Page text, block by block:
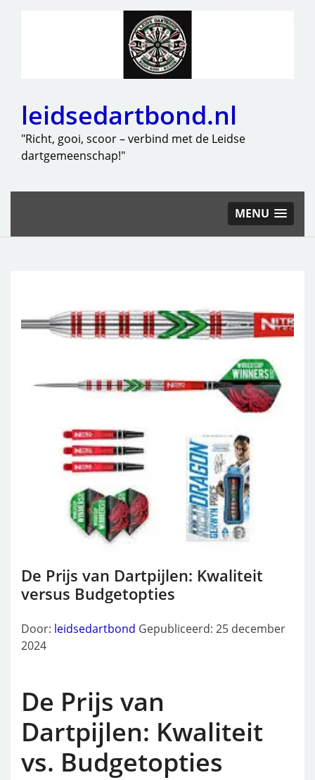
leidsedartbond.nl
"Richt, gooi, scoor – verbind met de Leidse
dartgemeenschap!"
MENU
De Prijs van Dartpijlen: Kwaliteit
versus Budgetopties
Door: leidsedartbond Gepubliceerd: 25 december
2024
De Prijs van
Dartpijlen: Kwaliteit
vs. Budgetopties